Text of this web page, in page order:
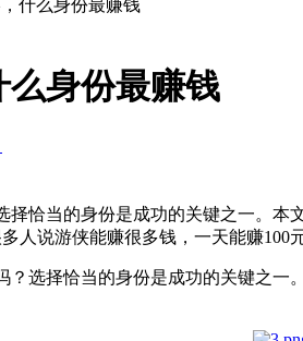
什么身份最赚钱
身份最赚钱
恰当的身份是成功的关键之一。
人说游侠能赚很多钱，一天能赚100
选择恰当的身份是成功的关键之